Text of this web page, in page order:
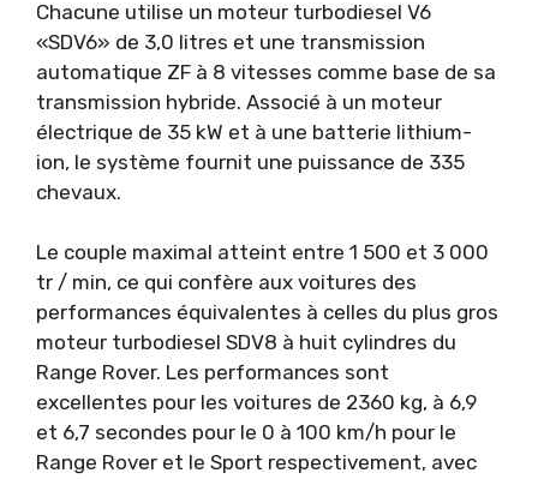
Chacune utilise un moteur turbodiesel V6
«SDV6» de 3,0 litres et une transmission
automatique ZF à 8 vitesses comme base de sa
transmission hybride. Associé à un moteur
électrique de 35 kW et à une batterie lithium-
ion, le système fournit une puissance de 335
chevaux.
Le couple maximal atteint entre 1 500 et 3 000
tr / min, ce qui confère aux voitures des
performances équivalentes à celles du plus gros
moteur turbodiesel SDV8 à huit cylindres du
Range Rover. Les performances sont
excellentes pour les voitures de 2360 kg, à 6,9
et 6,7 secondes pour le 0 à 100 km/h pour le
Range Rover et le Sport respectivement, avec